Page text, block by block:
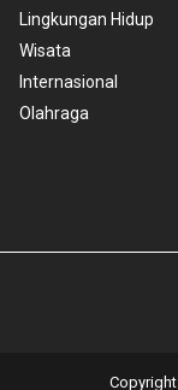
Lingkungan Hidup
Wisata
Internasional
Olahraga